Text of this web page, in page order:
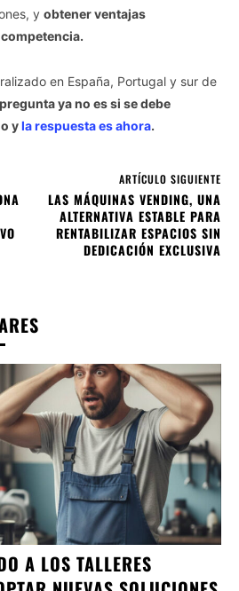
y obtener ventajas
en España, Portugal y sur de
ya no es si se debe
yla respuesta es ahora.
ARTÍCULO SIGUIENTE
LAS MÁQUINAS VENDING, UNA
ALTERNATIVA ESTABLE PARA
RENTABILIZAR ESPACIOS SIN
DEDICACIÓN EXCLUSIVA
A LOS TALLERES